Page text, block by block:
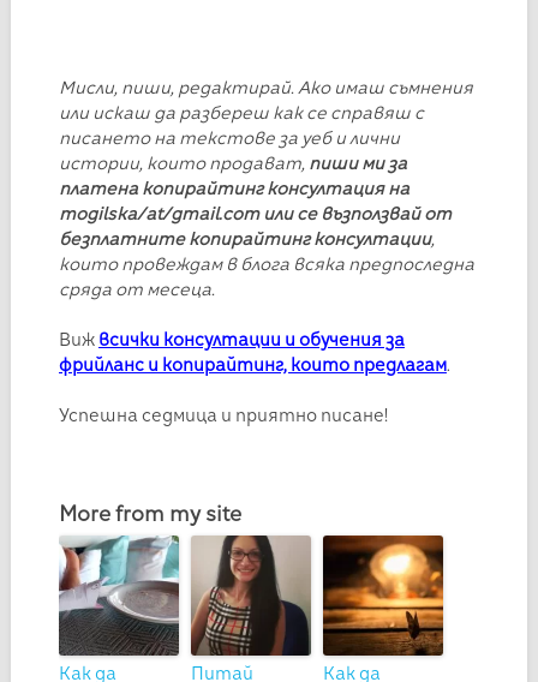
Мисли, пиши, редактирай. Ако имаш съмнения
или искаш да разбереш как се справяш с
писането на текстове за уеб и лични
истории, които продават, пиши ми за
платена копирайтинг консултация на
mogilska/at/gmail.com или се възползвай от
безплатните копирайтинг консултации,
които провеждам в блога всяка предпоследна
сряда от месеца.
Виж всички консултации и обучения за
фрийланс и копирайтинг, които предлагам.
Успешна седмица и приятно писане!
More from my site
Как да Питай Как да